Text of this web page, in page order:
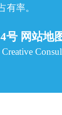
有率。
号 网站地